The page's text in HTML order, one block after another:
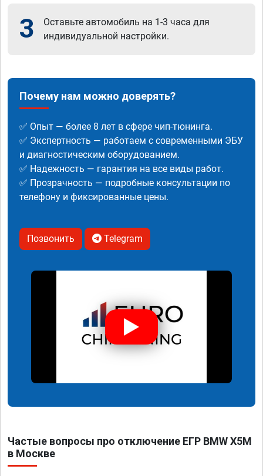
3
Оставьте автомобиль на 1-3 часа для
индивидуальной настройки.
Почему нам можно доверять?
✅ Опыт — более 8 лет в сфере чип-тюнинга.
✅ Экспертность — работаем с современными ЭБУ
и диагностическим оборудованием.
✅ Надежность — гарантия на все виды работ.
✅ Прозрачность — подробные консультации по
телефону и фиксированные цены.
Позвонить Telegram
Частые вопросы про отключение ЕГР BMW X5M
в Москве